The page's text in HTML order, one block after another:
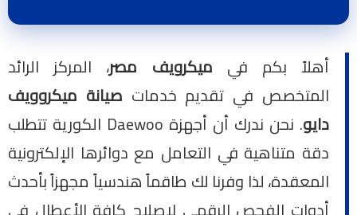
أهلاً بكم في ميكرويف مصر، المركز الرائد
المتخصص في تقديم خدمات صيانة ميكروويف
دايو
. نحن ندرك أن أجهزة Daewoo الكورية تتطلب
دقة متناهية في التعامل مع دوائرها الإلكترونية
المعقدة، لذا وفرنا لك طاقماً هندسياً مجهزاً بأحدث